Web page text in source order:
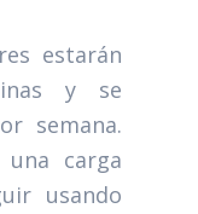
estarán
y se
semana.
una carga
usando